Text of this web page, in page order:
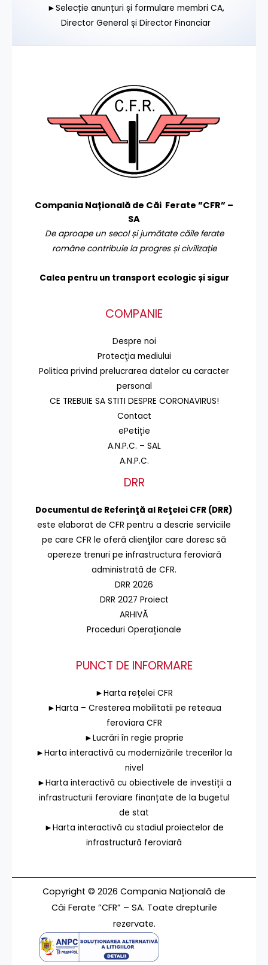
►Selecție anunțuri și formulare membri CA,
Director General și Director Financiar
Compania Națională de Căi Ferate ”CFR” –
SA
De aproape un secol și jumătate căile ferate
române contribuie la progres și civilizație
Calea pentru un transport ecologic și sigur
COMPANIE
Despre noi
Protecţia mediului
Politica privind prelucrarea datelor cu caracter
personal
CE TREBUIE SA STITI DESPRE CORONAVIRUS!
Contact
ePetiție
A.N.P.C. – SAL
A.N.P.C.
DRR
Documentul de Referinţă al Reţelei CFR (DRR)
este elaborat de CFR pentru a descrie serviciile
pe care CFR le oferă clienţilor care doresc să
opereze trenuri pe infrastructura feroviară
administrată de CFR.
DRR 2026
DRR 2027 Proiect
ARHIVĂ
Proceduri Operaționale
PUNCT DE INFORMARE
►Harta rețelei CFR
►Harta – Cresterea mobilitatii pe reteaua
feroviara CFR
►Lucrări în regie proprie
►Harta interactivă cu modernizările trecerilor la
nivel
►Harta interactivă cu obiectivele de investiții a
infrastructurii feroviare finanțate de la bugetul
de stat
►Harta interactivă cu stadiul proiectelor de
infrastructură feroviară
Copyright © 2026 Compania Națională de
Căi Ferate ”CFR” – SA. Toate drepturile
rezervate.